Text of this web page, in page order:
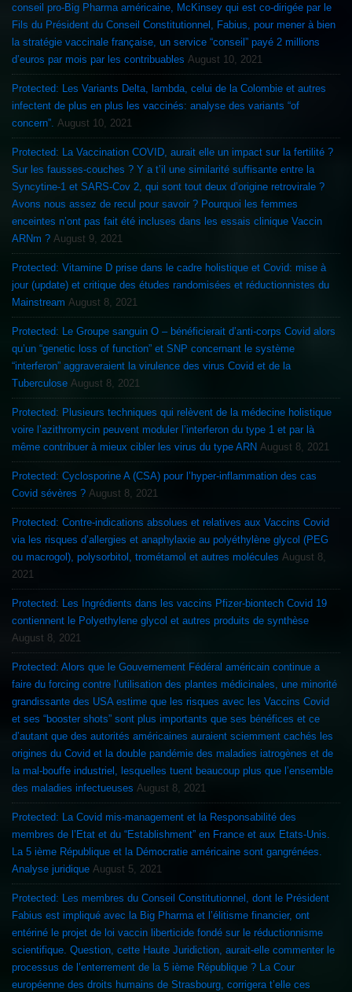
conseil pro-Big Pharma américaine, McKinsey qui est co-dirigée par le
Fils du Président du Conseil Constitutionnel, Fabius, pour mener à bien
la stratégie vaccinale française, un service “conseil” payé 2 millions
d’euros par mois par les contribuables August 10, 2021
Protected: Les Variants Delta, lambda, celui de la Colombie et autres
infectent de plus en plus les vaccinés: analyse des variants “of
concern”. August 10, 2021
Protected: La Vaccination COVID, aurait elle un impact sur la fertilité ?
Sur les fausses-couches ? Y a t’il une similarité suffisante entre la
Syncytine-1 et SARS-Cov 2, qui sont tout deux d’origine retrovirale ?
Avons nous assez de recul pour savoir ? Pourquoi les femmes
enceintes n’ont pas fait été incluses dans les essais clinique Vaccin
ARNm ? August 9, 2021
Protected: Vitamine D prise dans le cadre holistique et Covid: mise à
jour (update) et critique des études randomisées et réductionnistes du
Mainstream August 8, 2021
Protected: Le Groupe sanguin O – bénéficierait d’anti-corps Covid alors
qu’un “genetic loss of function” et SNP concernant le système
“interferon” aggraveraient la virulence des virus Covid et de la
Tuberculose August 8, 2021
Protected: Plusieurs techniques qui relèvent de la médecine holistique
voire l’azithromycin peuvent moduler l’interferon du type 1 et par là
même contribuer à mieux cibler les virus du type ARN August 8, 2021
Protected: Cyclosporine A (CSA) pour l’hyper-inflammation des cas
Covid sévères ? August 8, 2021
Protected: Contre-indications absolues et relatives aux Vaccins Covid
via les risques d’allergies et anaphylaxie au polyéthylène glycol (PEG
ou macrogol), polysorbitol, trométamol et autres molécules August 8,
2021
Protected: Les Ingrédients dans les vaccins Pfizer-biontech Covid 19
contiennent le Polyethylene glycol et autres produits de synthèse
August 8, 2021
Protected: Alors que le Gouvernement Fédéral américain continue a
faire du forcing contre l’utilisation des plantes médicinales, une minorité
grandissante des USA estime que les risques avec les Vaccins Covid
et ses “booster shots” sont plus importants que ses bénéfices et ce
d’autant que des autorités américaines auraient sciemment cachés les
origines du Covid et la double pandémie des maladies iatrogènes et de
la mal-bouffe industriel, lesquelles tuent beaucoup plus que l’ensemble
des maladies infectueuses August 8, 2021
Protected: La Covid mis-management et la Responsabilité des
membres de l’Etat et du “Establishment” en France et aux Etats-Unis.
La 5 ième République et la Démocratie américaine sont gangrénées.
Analyse juridique August 5, 2021
Protected: Les membres du Conseil Constitutionnel, dont le Président
Fabius est impliqué avec la Big Pharma et l’élitisme financier, ont
entériné le projet de loi vaccin liberticide fondé sur le réductionnisme
scientifique. Question, cette Haute Juridiction, aurait-elle commenter le
processus de l’enterrement de la 5 ième République ? La Cour
européenne des droits humains de Strasbourg, corrigera t’elle ces